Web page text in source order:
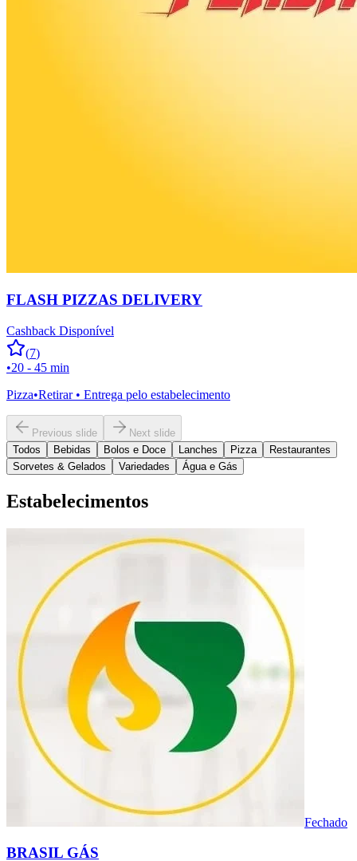
FLASH PIZZAS DELIVERY
Cashback Disponível
(7)
•20 - 45 min
Pizza•Retirar • Entrega pelo estabelecimento
Previous slide
Next slide
Todos
Bebidas Bolos e Doce Lanches Pizza
Restaurantes
Sorvetes & Gelados
Variedades Água e Gás
Estabelecimentos
Fechado
BRASIL GÁS